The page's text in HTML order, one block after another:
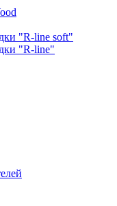
"R-line soft"
"R-line"